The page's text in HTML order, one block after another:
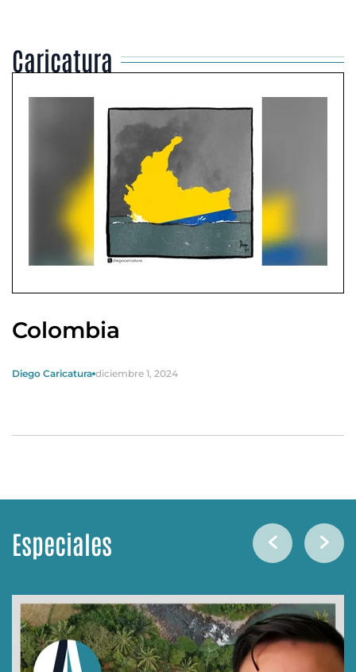
Caricatura
Colombia
Diego Caricatura diciembre 1, 2024
Especiales